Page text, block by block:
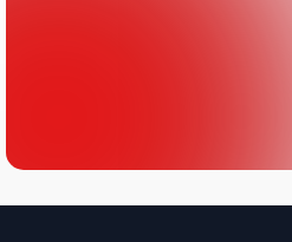
Nakliye Yüksekliği: